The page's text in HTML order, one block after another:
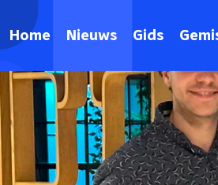
Home Nieuws Gids